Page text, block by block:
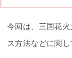
今回は、三国花
ス方法などに関し